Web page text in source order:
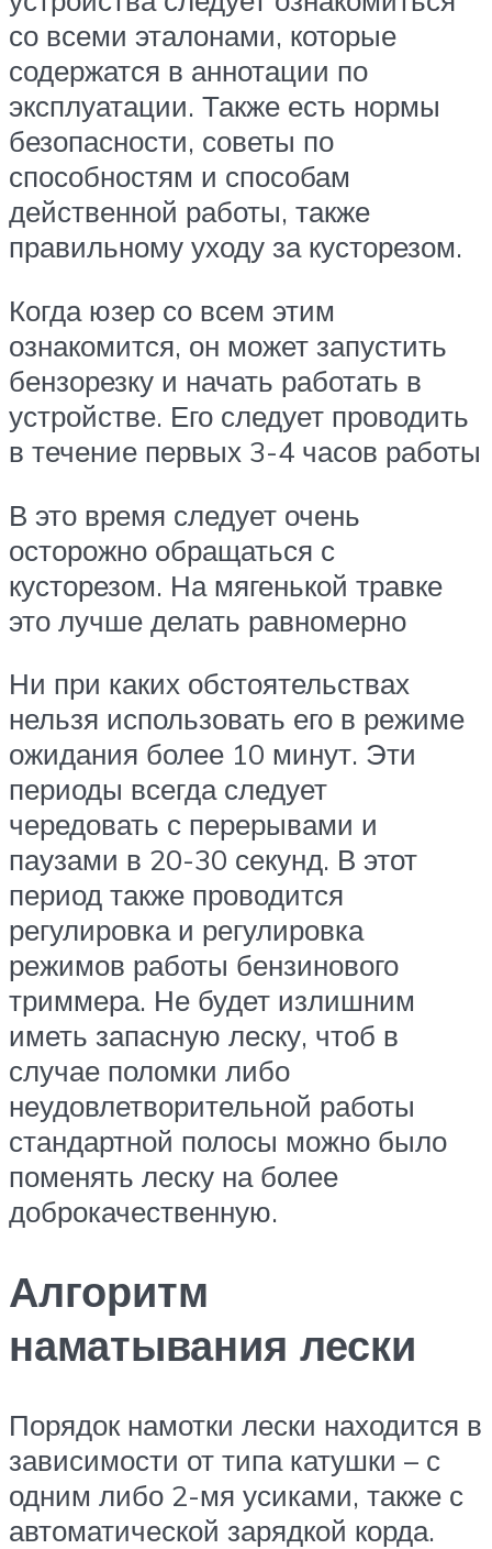
со всеми эталонами, которые
содержатся в аннотации по
эксплуатации. Также есть нормы
безопасности, советы по
способностям и способам
действенной работы, также
правильному уходу за кусторезом.
Когда юзер со всем этим
ознакомится, он может запустить
бензорезку и начать работать в
устройстве. Его следует проводить
в течение первых 3-4 часов работы
В это время следует очень
осторожно обращаться с
кусторезом. На мягенькой травке
это лучше делать равномерно
Ни при каких обстоятельствах
нельзя использовать его в режиме
ожидания более 10 минут. Эти
периоды всегда следует
чередовать с перерывами и
паузами в 20-30 секунд. В этот
период также проводится
регулировка и регулировка
режимов работы бензинового
триммера. Не будет излишним
иметь запасную леску, чтоб в
случае поломки либо
неудовлетворительной работы
стандартной полосы можно было
поменять леску на более
доброкачественную.
Алгоритм
наматывания лески
Порядок намотки лески находится в
зависимости от типа катушки – с
одним либо 2-мя усиками, также с
автоматической зарядкой корда.